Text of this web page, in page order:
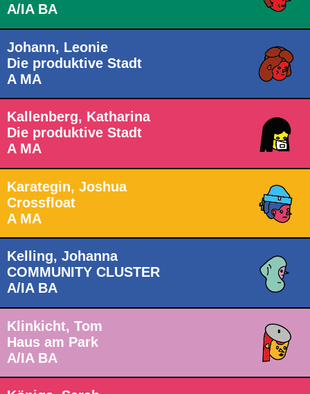
A/IA BA
Johann, Leonie
Die produktive Stadt
A MA
Kallenberg, Katharina
Die produktive Stadt
A MA
Karategin, Joshua
Crossfloat
A MA
Kelling, Johanna
COMMUNITY CLUSTER
A/IA BA
Klinkicht, Tom
Haus am Park
A/IA BA